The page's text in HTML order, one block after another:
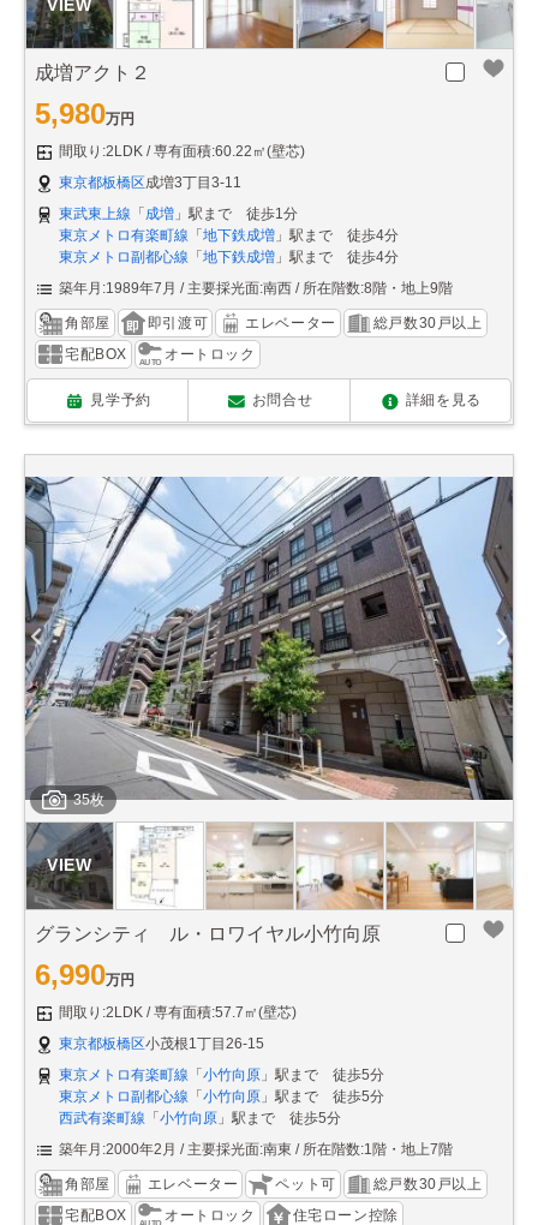
成増アクト２
5,980万円
間取り:2LDK
専有面積:60.22㎡(壁芯)
東京都板橋区成増3丁目3-11
東武東上線 「 成増 」駅まで 徒歩1分
東京メトロ有楽町線 「 地下鉄成増 」駅まで 徒歩4分
東京メトロ副都心線 「 地下鉄成増 」駅まで 徒歩4分
築年月:1989年7月
主要採光面:南西 所在階数:8階・地上9階
角部屋 即引渡可 エレベーター
総戸数30戸以上
宅配BOX
オートロック
見学予約 お問合せ 詳細を見る
35枚
グランシティ ル・ロワイヤル小竹向原
6,990万円
間取り:2LDK
専有面積:57.7㎡(壁芯)
東京都板橋区小茂根1丁目26-15
東京メトロ有楽町線 「小竹向原 」駅まで 徒歩5分
東京メトロ副都心線 「小竹向原 」駅まで 徒歩5分
西武有楽町線 「小竹向原 」駅まで 徒歩5分
築年月:2000年2月
主要採光面:南東 所在階数:1階・地上7階
角部屋 エレベーター ペット可
総戸数30戸以上
宅配BOX
オートロック
住宅ローン控除